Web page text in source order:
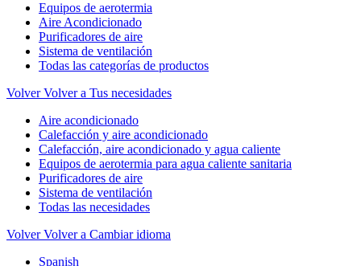
Equipos de aerotermia
Aire Acondicionado
Purificadores de aire
Sistema de ventilación
Todas las categorías de productos
Volver Volver a Tus necesidades
Aire acondicionado
Calefacción y aire acondicionado
Calefacción, aire acondicionado y agua caliente
Equipos de aerotermia para agua caliente sanitaria
Purificadores de aire
Sistema de ventilación
Todas las necesidades
Volver Volver a Cambiar idioma
Spanish